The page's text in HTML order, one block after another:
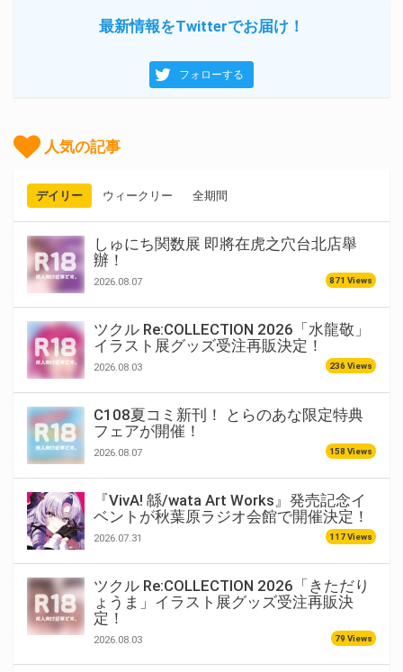
最新情報をTwitterでお届け！
フォローする
人気の記事
デイリー ウィークリー 全期間
しゅにち関数展 即將在虎之穴台北店舉
辦！
2026.08.07 871 Views
ツクル Re:COLLECTION 2026「水龍敬」
イラスト展グッズ受注再販決定！
2026.08.03 236 Views
C108夏コミ新刊！ とらのあな限定特典
フェアが開催！
2026.08.07 158 Views
『VivA! 緜/wata Art Works』発売記念イ
ベントが秋葉原ラジオ会館で開催決定！
2026.07.31 117 Views
ツクル Re:COLLECTION 2026「きただり
ょうま」イラスト展グッズ受注再販決
定！
2026.08.03 79 Views